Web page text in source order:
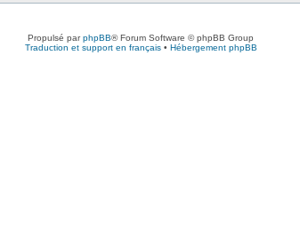
Propulsé parphpBB® Forum Software © phpBB Group
Traduction et support en français• Hébergement phpBB